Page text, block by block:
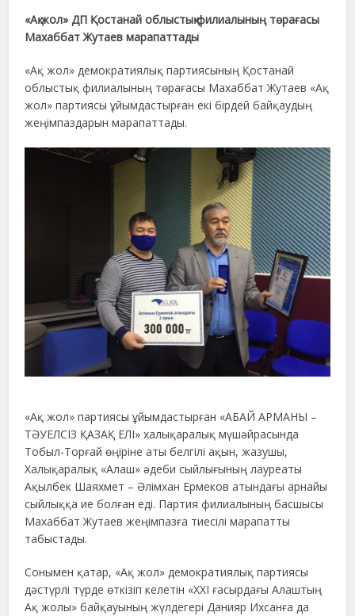
«Ақ жол» ДП Қостанай облыстық филиалының төрағасы
Махаббат Жутаев марапаттады
«Ақ жол» демократиялық партиясының Қостанай
облыстық филиалының төрағасы Махаббат Жутаев «Ақ
жол» партиясы ұйымдастырған екі бірдей байқаудың
жеңімпаздарын марапаттады.
«Ақ жол» партиясы ұйымдастырған «АБАЙ АРМАНЫ –
ТӘУЕЛСІЗ ҚАЗАҚ ЕЛІ» халықаралық мүшәйрасында
Тобыл-Торғай өңіріне аты белгілі ақын, жазушы,
Халықаралық «Алаш» әдеби сыйлығының лауреаты
Ақылбек Шаяхмет – Әлімхан Ермеков атындағы арнайы
сыйлыққа ие болған еді. Партия филиалының басшысы
Махаббат Жутаев жеңімпазға тиесілі марапатты
табыстады.
Сонымен қатар, «Ақ жол» демократиялық партиясы
дәстүрлі түрде өткізіп келетін «ХХІ ғасырдағы Алаштың
Ақ жолы» байқауының жүлдегері Данияр Ихсанға да